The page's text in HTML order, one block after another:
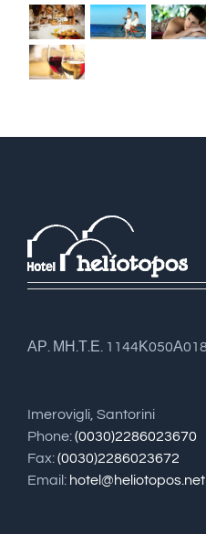
ΑΡ. ΜΗ.Τ.Ε.
Imerovigli, Santorini
Phone:(0030)2286023670
Fax:(0030)2286023672
Email: hotel@heliotopos.net